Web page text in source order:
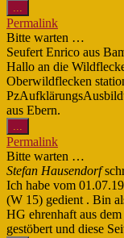
...
Metabox
ein-/ausblenden.
Permalink
Bitte warten …
Seufert Enrico aus
Hallo an die
Oberwildflecken
aus Ebern.
...
Metabox
ein-/ausblenden.
Permalink
Bitte warten …
Stefan Hausendorf
Ich habe vom
(W 15) gedient . Bin
HG ehrenhaft aus
gestöbert und diese